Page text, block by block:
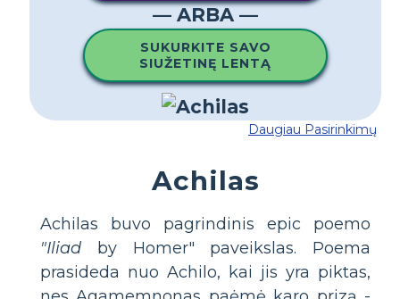
— ARBA —
SUKURKITE SAVO
SIUŽETINĘ LENTĄ
Daugiau Pasirinkimų
Achilas
Achilas buvo pagrindinis epic poemo
"Iliad by Homer" paveikslas. Poema
prasideda nuo Achilo, kai jis yra piktas,